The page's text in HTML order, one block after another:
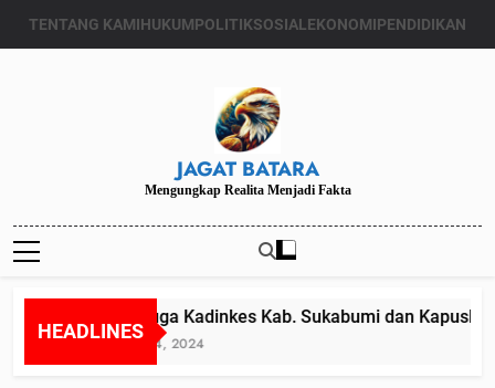
TENTANG KAMIHUKUMPOLITIKSOSIALEKONOMIPENDIDIKAN
JAGAT BATARA
Mengungkap Realita Menjadi Fakta
HEADLINES
Diduga Kadinkes Kab. Sukabumi dan
Juli 24, 2024